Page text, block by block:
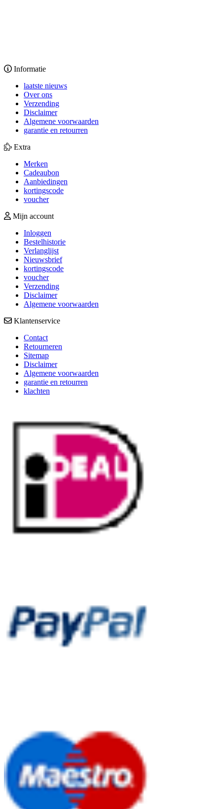
Informatie
laatste nieuws
Over ons
Verzending
Disclaimer
Algemene voorwaarden
garantie en retourren
Extra
Merken
Cadeaubon
Aanbiedingen
kortingscode
voucher
Mijn account
Inloggen
Bestelhistorie
Verlanglijst
Nieuwsbrief
kortingscode
voucher
Verzending
Disclaimer
Algemene voorwaarden
Klantenservice
Contact
Retourneren
Sitemap
Disclaimer
Algemene voorwaarden
garantie en retourren
klachten